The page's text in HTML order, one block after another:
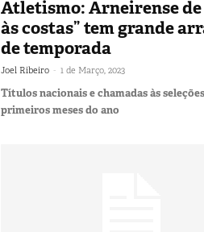
Atletismo: Arneirense de
às costas” tem grande
de temporada
Joel Ribeiro - 1 de Março, 2023
Títulos nacionais e chamadas às
primeiros meses do ano